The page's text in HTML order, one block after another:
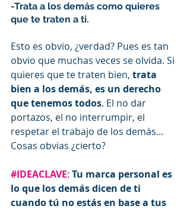
-Trata a los demás como quieres
que te traten a ti.
Esto es obvio, ¿verdad? Pues es tan
obvio que muchas veces se olvida. Si
quieres que te traten bien, trata
bien a los demás, es un derecho
que tenemos todos. El no dar
portazos, el no interrumpir, el
respetar el trabajo de los demás…
Cosas obvias ¿cierto?
#IDEACLAVE: Tu marca personal es
lo que los demás dicen de ti
cuando tú no estás en base a tus